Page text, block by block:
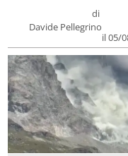
di
Davide Pellegrino
il 05/